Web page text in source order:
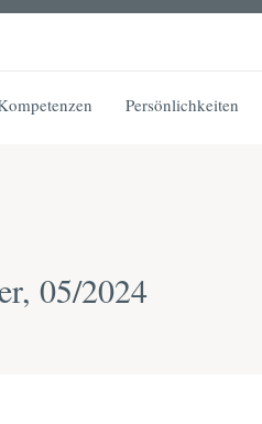
Persönlichkeiten
05/2024